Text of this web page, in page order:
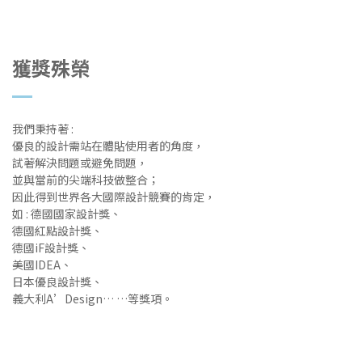
獲獎殊榮
我們秉持著 :
優良的設計需站在體貼使用者的角度，
試著解決問題或避免問題，
並與當前的尖端科技做整合；
因此得到世界各大國際設計競賽的肯定，
如 : 德國國家設計獎、
德國紅點設計獎、
德國iF設計獎、
美國IDEA、
日本優良設計獎、
義大利A’Design… …等獎項。